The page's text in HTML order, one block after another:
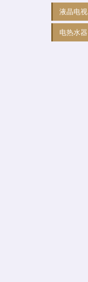
液晶电视
电热水器